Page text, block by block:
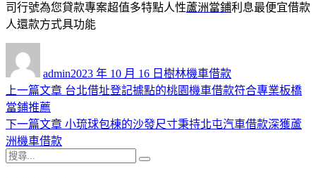
司行號為您貸款專案超值多特點人性蘆洲當鋪利息最便宜借款
人還款方式具功能
admin佈
日
2023 年 10 月 16 日 類
樹林機車借款
文
章
導
覽
上一篇文章 上
篇
台北借址登記據點的桃園機車借款符合專業板橋
當鋪推薦
下一篇文章 下
小琉球包棟的沙發尺寸秉持北屯汽車借款深獲蘆
洲機車借款
搜